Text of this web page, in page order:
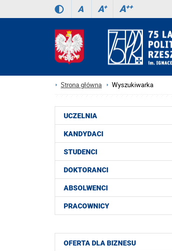
A A+ A++
Strona główna Wyszukiwarka
UCZELNIA
KANDYDACI
STUDENCI
DOKTORANCI
ABSOLWENCI
PRACOWNICY
OFERTA DLA BIZNESU